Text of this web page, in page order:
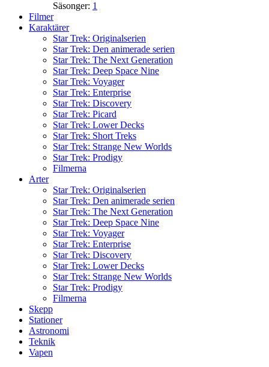
Säsonger: 1
Filmer
Karaktärer
Star Trek: Originalserien
Star Trek: Den animerade serien
Star Trek: The Next Generation
Star Trek: Deep Space Nine
Star Trek: Voyager
Star Trek: Enterprise
Star Trek: Discovery
Star Trek: Picard
Star Trek: Lower Decks
Star Trek: Short Treks
Star Trek: Strange New Worlds
Star Trek: Prodigy
Filmerna
Arter
Star Trek: Originalserien
Star Trek: Den animerade serien
Star Trek: The Next Generation
Star Trek: Deep Space Nine
Star Trek: Voyager
Star Trek: Enterprise
Star Trek: Discovery
Star Trek: Lower Decks
Star Trek: Strange New Worlds
Star Trek: Prodigy
Filmerna
Skepp
Stationer
Astronomi
Teknik
Vapen